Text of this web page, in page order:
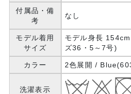
付属品・備
考
なし
モデル着用
サイズ
モデル身長
ズ36・5～7号)
カラー 2色展開 /
洗濯表示